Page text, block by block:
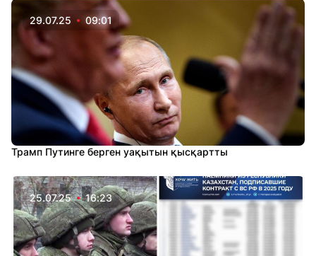
29.07.25 09:01
Трамп Путинге берген уақытын қысқартты
25.07.25 16:23